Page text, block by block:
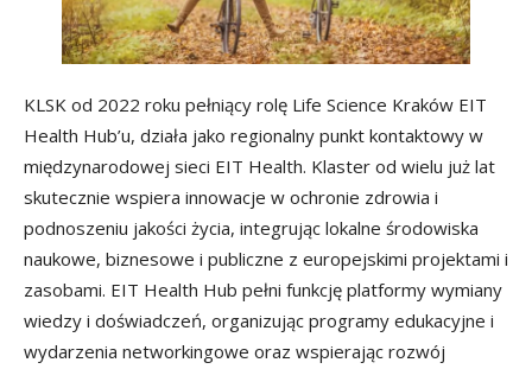
KLSK od 2022 roku pełniący rolę Life Science Kraków EIT
Health Hub’u, działa jako regionalny punkt kontaktowy w
międzynarodowej sieci EIT Health. Klaster od wielu już lat
skutecznie wspiera innowacje w ochronie zdrowia i
podnoszeniu jakości życia, integrując lokalne środowiska
naukowe, biznesowe i publiczne z europejskimi projektami i
zasobami. EIT Health Hub pełni funkcję platformy wymiany
wiedzy i doświadczeń, organizując programy edukacyjne i
wydarzenia networkingowe oraz wspierając rozwój